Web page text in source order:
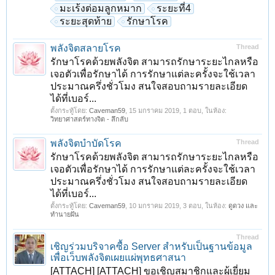
มะเร้งต่อมลูกหมาก
ระยะที่4
ระยะสุดท้าย
รักษาโรค
Thread
พลังจิตสลายโรค
รักษาโรคด้วยพลังจิต สามารถรักษาระยะไกลหรือ
เจอตัวเพื่อรักษาได้ การรักษาแต่ละครั้งจะใช้เวลา
ประมาณครึ่งชั่วโมง สนใจสอบถามรายละเอียด
ได้ที่เบอร์...
ตั้งกระทู้โดย: Caveman59 15 มกราคม 2019 , 1 ตอบ, ในห้อง:
วิทยาศาสตร์ทางจิต - ลึกลับ
Thread
พลังจิตบำบัดโรค
รักษาโรคด้วยพลังจิต สามารถรักษาระยะไกลหรือ
เจอตัวเพื่อรักษาได้ การรักษาแต่ละครั้งจะใช้เวลา
ประมาณครึ่งชั่วโมง สนใจสอบถามรายละเอียด
ได้ที่เบอร์...
ตั้งกระทู้โดย: Caveman59 10 มกราคม 2019 , 3 ตอบ, ในห้อง: ดูดวง และ
ทำนายฝัน
Thread
เชิญร่วมบริจาคซื้อ Server สำหรับเป็นฐานข้อมูล
เพื่อเว็บพลังจิตเผยแผ่พุทธศาสนา
[ATTACH] [ATTACH] ขอเชิญสมาชิกและผู้เยี่ยม